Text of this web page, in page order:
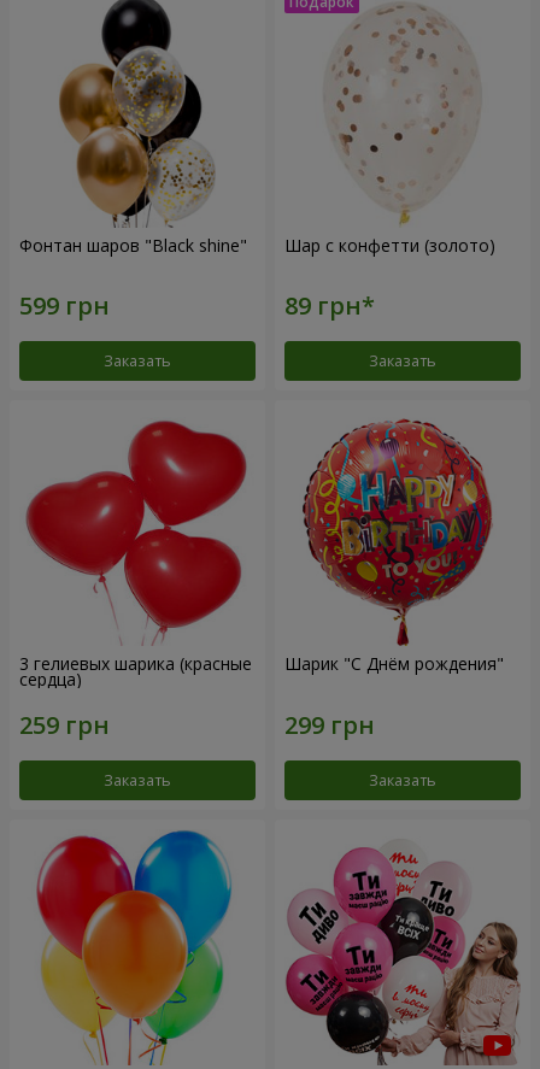
Фонтан шаров "Black shine"
Заказать
Шар с конфетти (золото)
Заказать
3 гелиевых шарика (красные
сердца)
Заказать
Шарик "С Днём рождения"
Заказать